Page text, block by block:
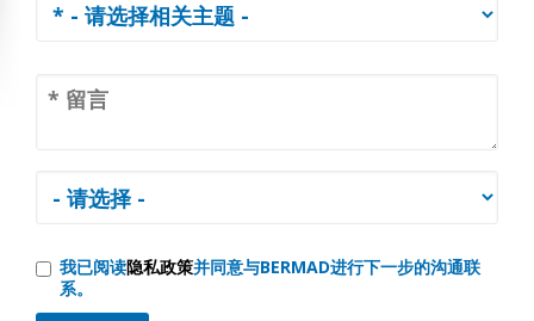
我已阅读隐私政策并同意与BERMAD进行下一步的沟通联
系。